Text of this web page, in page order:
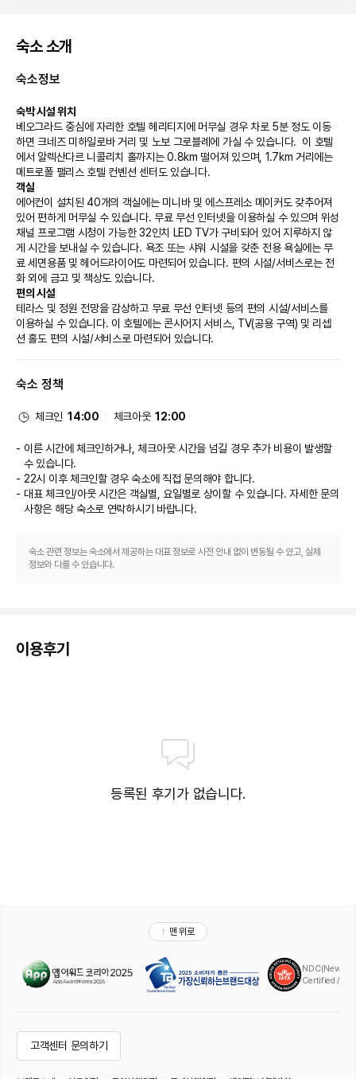
숙소 소개
숙소정보
숙박 시설 위치
베오그라드 중심에 자리한 호텔 헤리티지에 머무실 경우 차로 5분 정도 이동
하면 크네즈 미하일로바 거리 및 노보 그로블례에 가실 수 있습니다.  이 호텔
에서 알렉산다르 니콜리치 홀까지는 0.8km 떨어져 있으며, 1.7km 거리에는
메트로폴 팰리스 호텔 컨벤션 센터도 있습니다.
객실
에어컨이 설치된 40개의 객실에는 미니바 및 에스프레소 메이커도 갖추어져
있어 편하게 머무실 수 있습니다. 무료 무선 인터넷을 이용하실 수 있으며 위성
채널 프로그램 시청이 가능한 32인치 LED TV가 구비되어 있어 지루하지 않
게 시간을 보내실 수 있습니다. 욕조 또는 샤워 시설을 갖춘 전용 욕실에는 무
료 세면용품 및 헤어드라이어도 마련되어 있습니다. 편의 시설/서비스로는 전
화 외에 금고 및 책상도 있습니다.
편의 시설
테라스 및 정원 전망을 감상하고 무료 무선 인터넷 등의 편의 시설/서비스를
이용하실 수 있습니다. 이 호텔에는 콘시어지 서비스, TV(공용 구역) 및 리셉
션 홀도 편의 시설/서비스로 마련되어 있습니다.
사 또는 스낵을 즐기실 수 있어요. 또는 편하게 객실에서 룸서비스(이용 시간
을 해소하실 수 있어요. 아침 식사(뷔페)를 매일 07:00 ~ 10:30에 유료로 이
비즈니스, 기타 편의시설
대표적인 편의 시설과 서비스로는 비즈니스 센터, 로비의 무료 신문, 드라이클
리닝/세탁 서비스 등이 있습니다. 베오그라드에서의 행사를 계획하시나요? 이
호텔에는 컨퍼런스 센터 및 회의실 등으로 구성된 60 제곱미터 크기의 공간이
마련되어 있습니다. 고객께서는 별도 요금으로 왕복 공항 셔틀(24시간 운행)
숙소 정책
체크인 14:00 체크아웃 12:00
이른 시간에 체크인하거나, 체크아웃 시간을 넘길 경우 추가 비용이 발생할
수 있습니다.
22시 이후 체크인할 경우 숙소에 직접 문의해야 합니다.
대표 체크인/아웃 시간은 객실별, 요일별로 상이할 수 있습니다. 자세한 문의
사항은 해당 숙소로 연락하시기 바랍니다.
숙소 관련 정보는 숙소에서 제공하는 대표 정보로 사전 안내 없이 변동될 수 있고, 실제
정보와 다를 수 있습니다.
이용후기
등록된 후기가 없습니다.